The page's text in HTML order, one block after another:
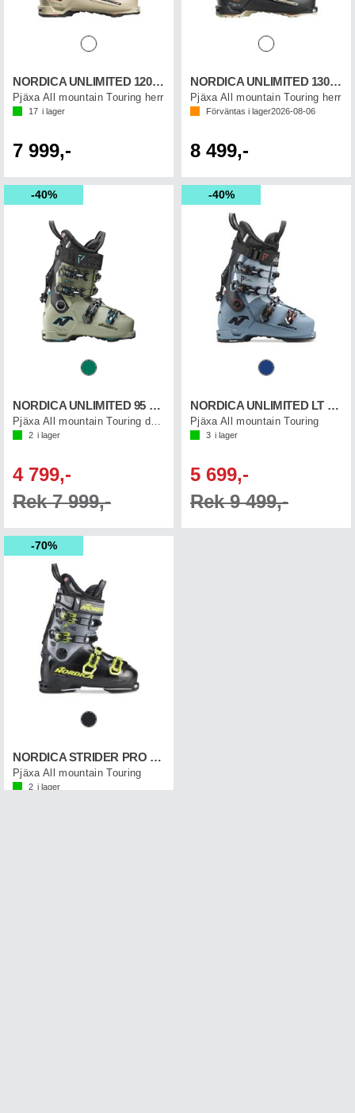
NORDICA UNLIMITED 120 DYN
Pjäxa All mountain Touring herr
17 i lager
7 999,-
NORDICA UNLIMITED 130 DYN
Pjäxa All mountain Touring herr
Förväntas i lager2026-08-06
8 499,-
40%
NORDICA UNLIMITED 95 W DYN
Pjäxa All mountain Touring dam
2 i lager
4 799,-
Rek 7 999,-
40%
NORDICA UNLIMITED LT 130 DYN
Pjäxa All mountain Touring
3 i lager
5 699,-
Rek 9 499,-
70%
NORDICA STRIDER PRO 130 DYN
Pjäxa All mountain Touring
2 i lager